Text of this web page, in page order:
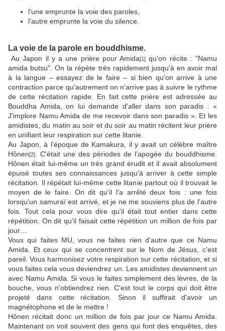
l'une emprunte la voie des paroles,
l'autre emprunte la voie du silence.
La voie de la parole en bouddhisme.
Au Japon il y a une prière pour Amida[1] qu'on récite : "Namu
amida butsu". On la répète très rapidement jusqu'à en avoir mal
à la langue – essayez de le faire – si bien qu'on arrive à une
contraction parce qu'autrement on n'arrive pas à suivre le rythme
de cette récitation rapide. En fait cette prière est adressée au
Bouddha Amida, on lui demande d'aller dans son paradis : «
J'implore Namu Amida de me recevoir dans son paradis ». Et les
amidistes, du matin au soir et du soir au matin récitent leur prière
en unifiant leur respiration sur cette litanie.
Au Japon, à l'époque de Kamakura, il y avait un célèbre maître
Hônen[2]
. C'était une des périodes de l'apogée du bouddhisme.
Hônen était lui-même un très grand érudit et il avait absolument
épuisé toutes ses connaissances jusqu'à arriver à cette simple
récitation. Il répétait lui-même cette litanie partout où il trouvait le
moyen de le faire. On dit qu'il l'a arrêté deux fois : une fois
lorsqu'un samuraï est arrivé, et je ne me souviens plus de l'autre
fois. Tout cela pour vous dire qu'il était tout entier dans cette
répétition. On dit qu'il faisait cette répétition un million de fois par
jour…
Vous qui faites MU, vous ne faites rien d'autre que ce Namu
Amida. Et ceux qui se concentrent sur le Nom de Jésus, c'est
pareil. Vous harmonisez votre respiration sur cette récitation, et si
vous faites cela vous deviendrez un. Les amidistes deviennent un
avec Namu Amida. Si vous le faites simplement des lèvres, de la
bouche, vous n'obtiendrez rien. C'est tout le corps qui doit être
projeté dans cette récitation. Sinon il suffirait d'avoir un
magnétophone et de le mettre !
Hônen récitait donc un million de fois par jour ce Namu Amida.
Maintenant on voit souvent des gens qui font des enquêtes, des